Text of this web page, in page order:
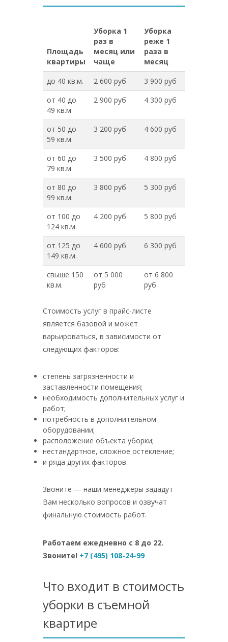
Площадь
квартиры
Уборка 1
раз в
месяц или
чаще
Уборка
реже 1
раза в
месяц
до 40 кв.м.
2 600 руб
3 900 руб
от 40 до
49 кв.м.
2 900 руб 4 300 руб
от 50 до
59 кв.м.
3 200 руб 4 600 руб
от 60 до
79 кв.м.
3 500 руб 4 800 руб
от 80 до
99 кв.м.
3 800 руб 5 300 руб
от 100 до
124 кв.м.
4 200 руб 5 800 руб
от 125 до
149 кв.м.
4 600 руб 6 300 руб
свыше 150
кв.м.
от 5 000
руб
от 6 800
руб
Стоимость услуг в прайс-листе
является базовой и может
варьироваться, в зависимости от
следующих факторов:
степень загрязненности и
заставленности помещения;
необходимость дополнительных услуг и
работ;
потребность в дополнительном
оборудовании;
расположение объекта уборки;
нестандартное, сложное остекление;
и ряда других факторов.
Звоните — наши менеджеры зададут
Вам несколько вопросов и озвучат
финальную стоимость работ.
Работаем ежедневно с 8 до 22.
Звоните! +7 (495) 108-24-99
Что входит в стоимость
уборки в съемной
квартире